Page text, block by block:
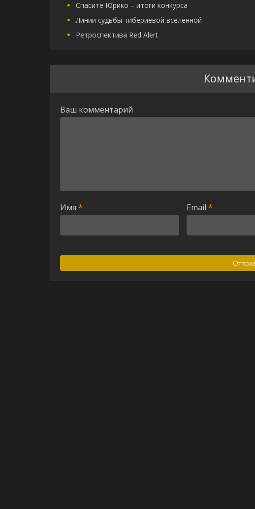
Спасите Юрико – итоги конкурса
Линии судьбы тибериевой вселенной
Ретроспектива Red Alert
Ваш комментарий
Имя * Email *